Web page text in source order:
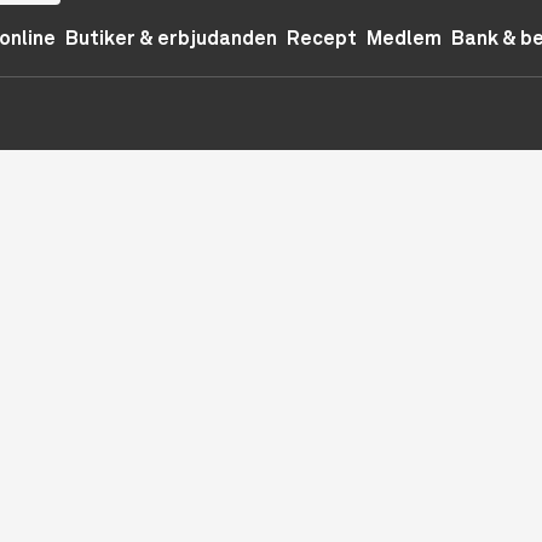
Butiker & erbjudanden Recept Medlem Bank &